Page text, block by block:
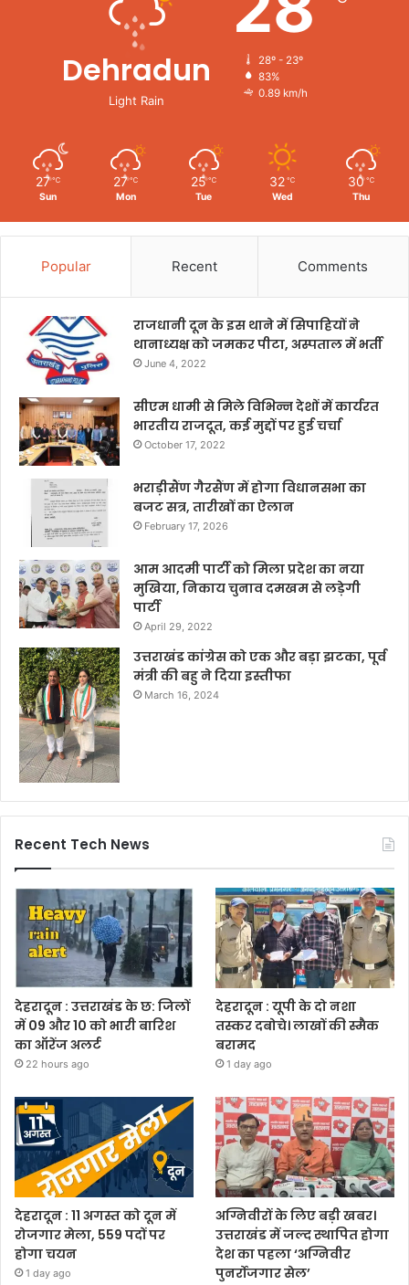
Dehradun
Light Rain
28º - 23º
83%
0.89 km/h
27 ℃
Sun
27 ℃
Mon
25 ℃
Tue
32 ℃
Wed
30 ℃
Thu
Popular Recent Comments
राजधानी दून के इस थाने में सिपाहियों ने
थानाध्यक्ष को जमकर पीटा, अस्पताल में भर्ती
June 4, 2022
सीएम धामी से मिले विभिन्न देशों में कार्यरत
भारतीय राजदूत, कई मुद्दों पर हुई चर्चा
October 17, 2022
भराड़ीसैंण गैरसैंण में होगा विधानसभा का
बजट सत्र, तारीखों का ऐलान
February 17, 2026
आम आदमी पार्टी को मिला प्रदेश का नया
मुखिया, निकाय चुनाव दमखम से लड़ेगी
पार्टी
April 29, 2022
उत्तराखंड कांग्रेस को एक और बड़ा झटका, पूर्व
मंत्री की बहु ने दिया इस्तीफा
March 16, 2024
Recent Tech News
देहरादून : उत्तराखंड के छ: जिलों
में 09 और 10 को भारी बारिश
का ऑरेंज अलर्ट
22 hours ago
देहरादून : यूपी के दो नशा
तस्कर दबोचे। लाखों की स्मैक
बरामद
1 day ago
देहरादून : 11 अगस्त को दून में
रोजगार मेला, 559 पदों पर
होगा चयन
1 day ago
अग्निवीरों के लिए बड़ी खबर।
उत्तराखंड में जल्द स्थापित होगा
देश का पहला ‘अग्निवीर
पुनर्रोजगार सेल’